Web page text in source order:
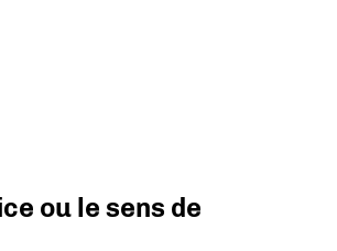
ou le sens de